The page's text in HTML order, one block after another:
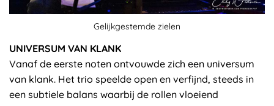
Gelijkgestemde zielen
UNIVERSUM VAN KLANK
Vanaf de eerste noten ontvouwde zich een universum
van klank. Het trio speelde open en verfijnd, steeds in
een subtiele balans waarbij de rollen vloeiend